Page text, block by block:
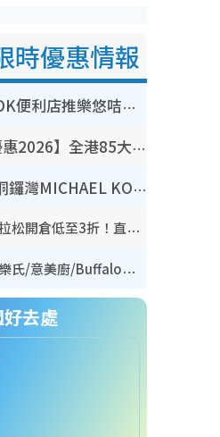
時優惠情報
長者優惠｜OK便利店推樂悠咭優惠！買麵包/牛奶/保健品拍卡即減
【8月生日優惠2026】全港85大食買玩著數攻略 自助餐/火鍋放題同行免費＋誠品/DONKI送現金券
開倉優惠｜銅鑼灣MICHAEL KORS開倉低至17折！直擊$500起買手袋/銀包/鞋款 必買經典Jet Set系列
開倉優惠｜馬拉松開倉低至3折！直擊$99起買adidas／New Balance／Puma鞋款 STANLEY保溫杯劈價至$119起
廚具優惠｜普樂氏/意美廚/Buffalo廚具低至3折！$89起買煎鍋／炒鑊／個人鍋 同場小家電激減至$99起
好去處